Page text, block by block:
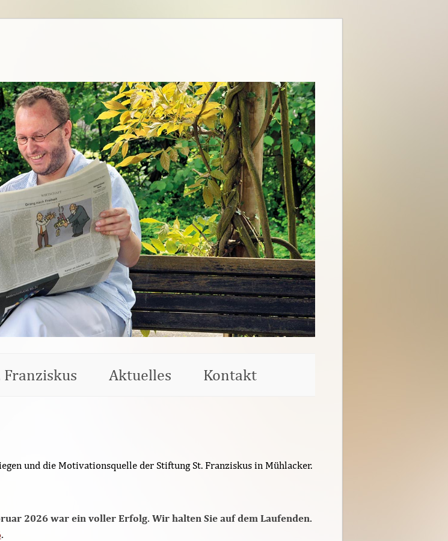
Aktuelles Kontakt
und die Motivationsquelle der Stiftung St. Franziskus in Mühlacker.
2026 war ein voller Erfolg. Wir halten Sie auf dem Laufenden.
.